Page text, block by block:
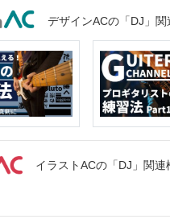
デザインACの「DJ」
イラストACの「DJ」関連